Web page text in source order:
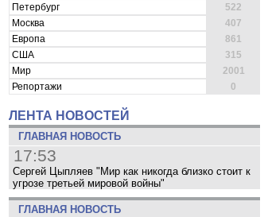
Петербург
522
Москва
407
Европа
861
США
315
Мир
2001
Репортажи
0
ЛЕНТА НОВОСТЕЙ
ГЛАВНАЯ НОВОСТЬ
17:53
Сергей Цыпляев "Мир как никогда близко стоит к
угрозе третьей мировой войны"
ГЛАВНАЯ НОВОСТЬ